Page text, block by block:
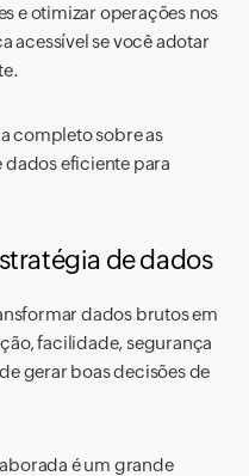
e otimizar operações nos
acessível se você adotar
completo sobre as
dados eficiente para
de dados
dados brutos em
facilidade, segurança
gerar boas decisões de
é um grande